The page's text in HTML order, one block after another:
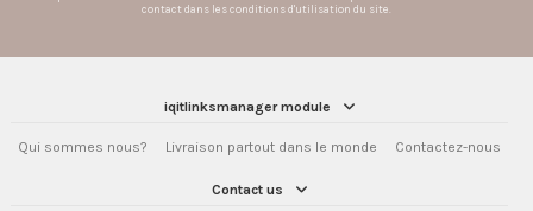
contact dans les conditions d'utilisation du site.
iqitlinksmanager module
Qui sommes nous? Livraison partout dans le monde Contactez-nous
Contact us